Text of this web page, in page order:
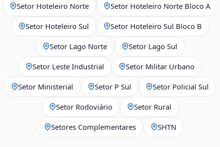
Setor Hoteleiro Norte Setor Hoteleiro Norte Bloco A
Setor Hoteleiro Sul Setor Hoteleiro Sul Bloco B
Setor Lago Norte Setor Lago Sul
Setor Leste Industrial Setor Militar Urbano
Setor Ministerial Setor P Sul Setor Policial Sul
Setor Rodoviário Setor Rural
Setores Complementares SHTN